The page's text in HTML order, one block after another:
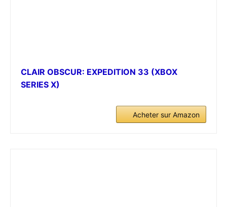
CLAIR OBSCUR: EXPEDITION 33 (XBOX
SERIES X)
Acheter sur Amazon